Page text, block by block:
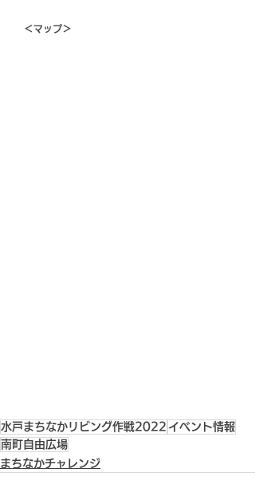
＜マップ＞
水戸まちなかリビング作戦2022 イベント情報
南町自由広場
まちなかチャレンジ